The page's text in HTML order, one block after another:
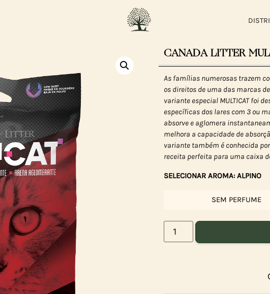
CANADA LITTER
As famílias numerosas trazem
os direitos de uma das marcas
variante especial MULTICAT foi
específicas dos lares com 3 ou
absorve e aglomera
melhora a capacidade de
variante também é conhecida
receita perfeita para uma caixa
SELECIONAR AROMA: ALPINO
SEM PERFUME